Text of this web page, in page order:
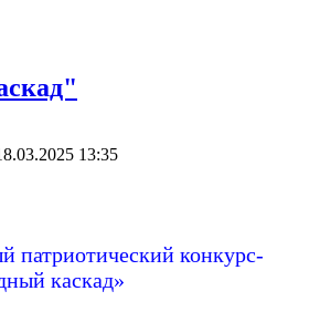
13:35
конкурс-
каскад»